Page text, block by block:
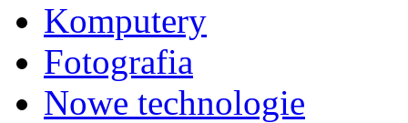
Komputery
Fotografia
Nowe technologie